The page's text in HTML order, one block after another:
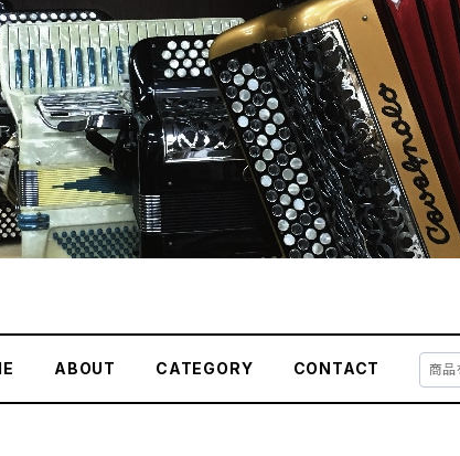
ABOUT CATEGORY CONTACT